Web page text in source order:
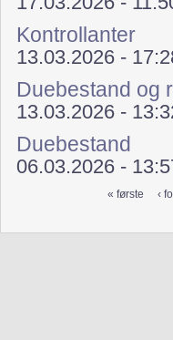
Kontrollanter
13.03.2026 -
Duebestand og
13.03.2026 -
Duebestand
06.03.2026 -
« første ‹